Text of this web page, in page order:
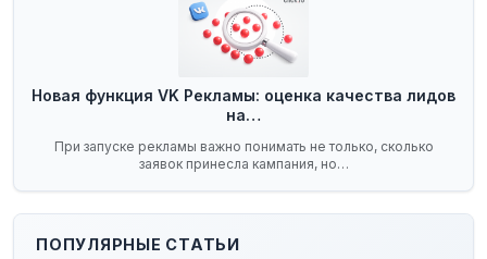
Новая функция VK Рекламы: оценка качества лидов
на…
При запуске рекламы важно понимать не только, сколько
заявок принесла кампания, но…
ПОПУЛЯРНЫЕ СТАТЬИ